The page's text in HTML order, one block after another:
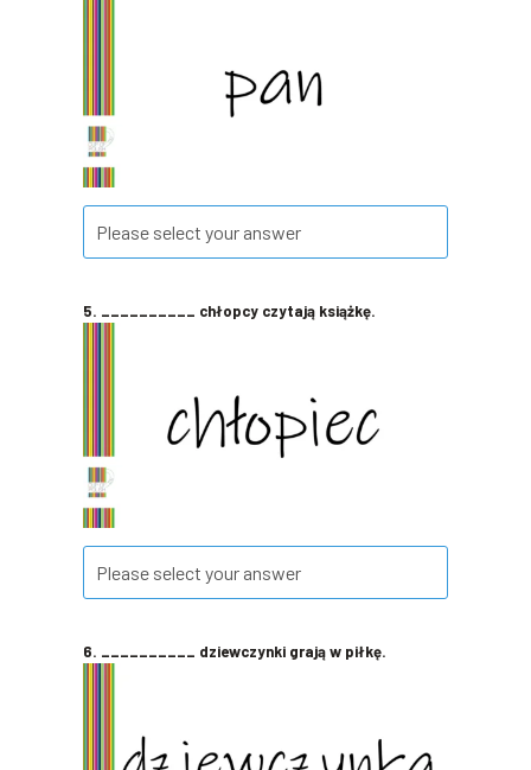
5. __________ chłopcy czytają książkę.
6. __________ dziewczynki grają w piłkę.